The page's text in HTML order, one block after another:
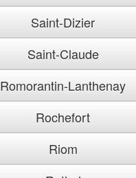
Saint-Dizier
Saint-Claude
Romorantin-Lanthenay
Rochefort
Riom